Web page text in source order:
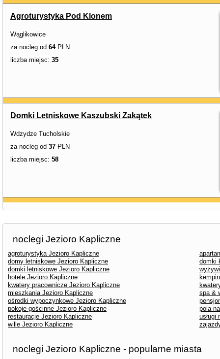
Agroturystyka Pod Klonem
Wąglikowice
za nocleg od 64PLN
liczba miejsc: 35
Domki Letniskowe Kaszubski Zakątek
Wdzydze Tucholskie
za nocleg od 37 PLN
liczba miejsc: 58
noclegi Jezioro Kapliczne
agroturystyka Jezioro Kapliczne
domy letniskowe Jezioro Kapliczne
domki
domki letniskowe Jezioro Kapliczne
hotele Jezioro Kapliczne
kwatery pracownicze Jezioro Kapliczne
mieszkania Jezioro Kapliczne
spa &
ośrodki wypoczynkowe Jezioro Kapliczne
pokoje gościnne Jezioro Kapliczne
pola
restauracje Jezioro Kapliczne
usługi
wille Jezioro Kapliczne
noclegi Jezioro Kapliczne - popularne miasta